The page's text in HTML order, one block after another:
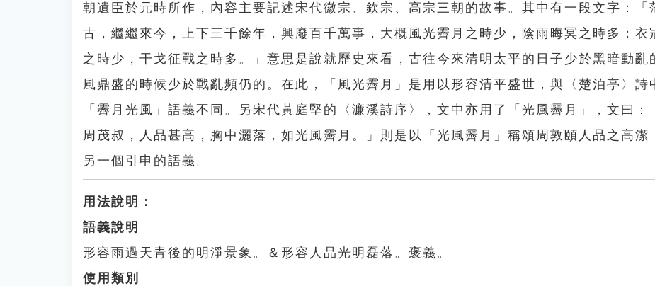
朝遺臣於元時所作，內容主要記述宋代徽宗、欽宗、高宗三朝的故事。其中有一段文字：「
古，繼繼來今，上下三千餘年，興廢百千萬事，大概風光霽月之時少，陰雨晦冥之時多；衣
之時少，干戈征戰之時多。」意思是說就歷史來看，古往今來清明太平的日子少於黑暗動亂
風鼎盛的時候少於戰亂頻仍的。在此，「風光霽月」是用以形容清平盛世，與〈楚泊亭〉詩
「霽月光風」語義不同。另宋代黃庭堅的〈濂溪詩序〉，文中亦用了「光風霽月」，文曰：
周茂叔，人品甚高，胸中灑落，如光風霽月。」則是以「光風霽月」稱頌周敦頤人品之高潔
另一個引申的語義。
用法說明：
語義說明
形容雨過天青後的明淨景象。＆形容人品光明磊落。褒義。
使用類別